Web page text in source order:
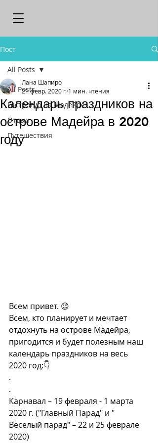
Пост
All Posts
Гастротур на Мадейре
Отдых
Путешествия
All Posts
Календарь праздников на
острове Мадейра в 2020
году
Лана Шапиро
21 февр. 2020 г. 1 мин. чтения
Всем привет. 😉
Всем, кто планирует и мечтает
отдохнуть на острове Мадейра,
пригодится и будет полезным наш
календарь праздников на весь
2020 год:👇
.
.
Карнавал – 19 февраля - 1 марта
2020 г. ("Главный Парад" и "
Веселый парад" – 22 и 25 феврале
2020)